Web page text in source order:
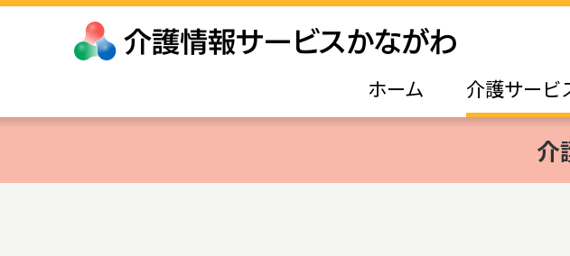
ホーム 介護サービ
介